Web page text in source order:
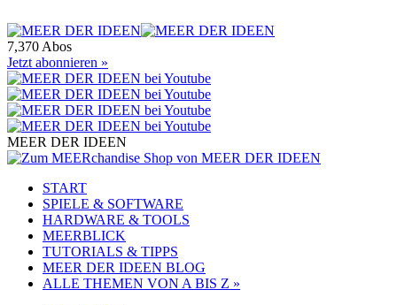
7,370 Abos
Jetzt abonnieren »
MEER DER IDEEN
START
SPIELE & SOFTWARE
HARDWARE & TOOLS
MEERBLICK
TUTORIALS & TIPPS
MEER DER IDEEN BLOG
ALLE THEMEN VON A BIS Z »